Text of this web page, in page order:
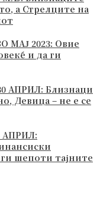
а Стрелците на
МАЈ 2023: Овие
и да ги
АПРИЛ: Близнаци
Девица – не е се
АПРИЛ:
шепоти тајните